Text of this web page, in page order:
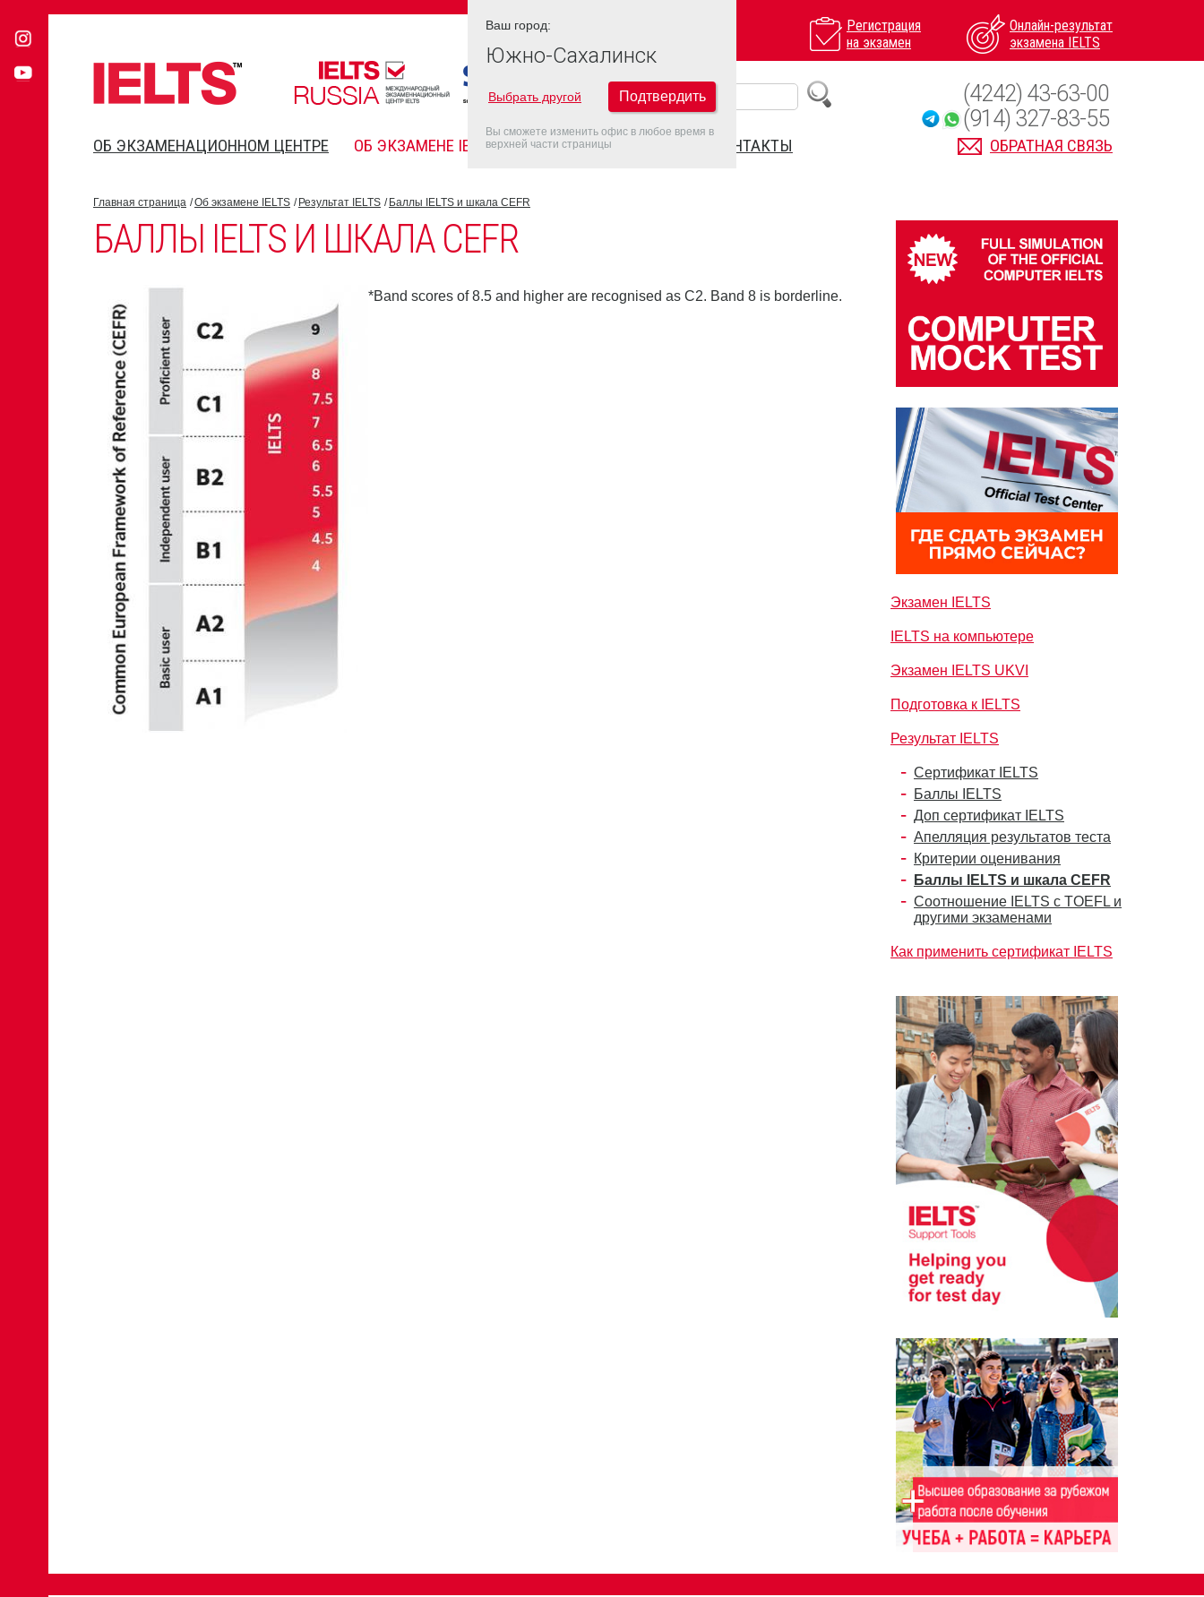
Регистрация
на экзамен
Онлайн-результат
экзамена IELTS
ОБ ЭКЗАМЕНАЦИОННОМ ЦЕНТРЕ ОБ ЭКЗАМЕНЕ IELTS FAQ ДАТЫ IELTS 2022 КОНТАКТЫ ОБРАТНАЯ СВЯЗЬ
(4242) 43-63-00
(914) 327-83-55
Главная страница Об экзамене IELTS Результат IELTS Баллы IELTS и шкала CEFR
БАЛЛЫ IELTS И ШКАЛА CEFR
*Band scores of 8.5 and higher are recognised as C2. Band 8 is borderline.
Экзамен IELTS
IELTS на компьютере
Экзамен IELTS UKVI
Подготовка к IELTS
Результат IELTS
Сертификат IELTS
Баллы IELTS
Доп сертификат IELTS
Апелляция результатов теста
Критерии оценивания
Баллы IELTS и шкала CEFR
Соотношение IELTS с TOEFL и
другими экзаменами
Как применить сертификат IELTS
Ваш город:
Южно-Сахалинск
Выбрать другой Подтвердить
Вы сможете изменить офис в любое время в
верхней части страницы